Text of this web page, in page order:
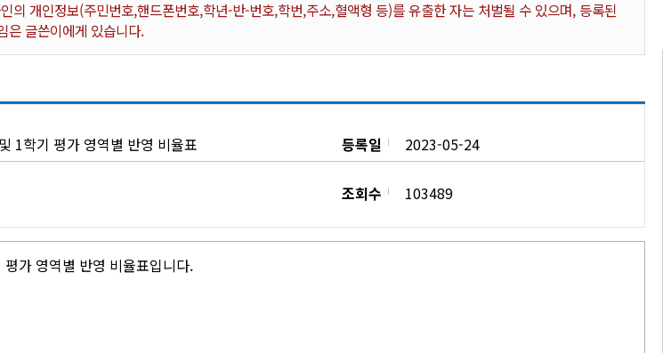
의 개인정보(주민번호,핸드폰번호,학년-반-번호,학번,주소,혈액형 등)를 유출한 자는 처벌될 수 있으며, 등록된
은 글쓴이에게 있습니다.
1학기 평가 영역별 반영 비율표 등록일 2023-05-24
조회수 103489
가 영역별 반영 비율표입니다.